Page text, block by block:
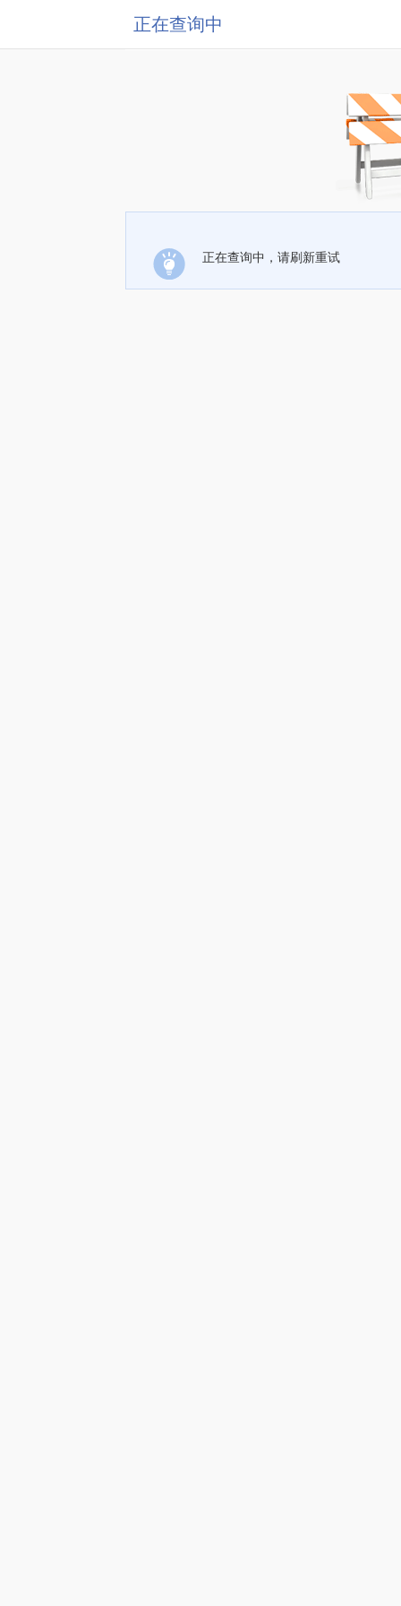
正在查询中
正在查询中，请刷新重试